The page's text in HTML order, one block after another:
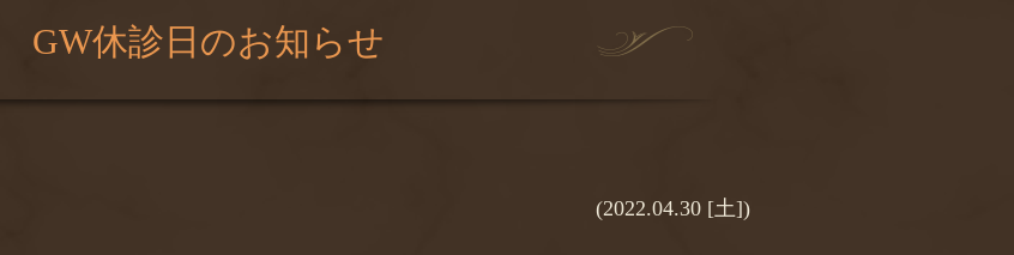
GW休診日のお知らせ
(2022.04.30 [土])